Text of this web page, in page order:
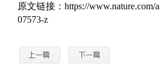
原文链接： https://www.nature.com/
07573-z